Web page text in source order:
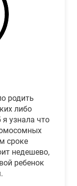
родить
либо
узнала что
сроке
недешево,
ребенок